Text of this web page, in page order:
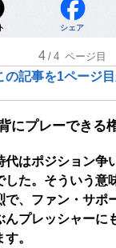
シェア
4 /4 ページ目
の記事を1ページ
にプレーできる
はポジション争
した。そういう意
で、ファン・サポ
んプレッシャーに
。